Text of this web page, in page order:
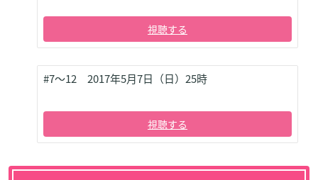
視聴する
#7～12 2017年5月7日（日）25時
視聴する